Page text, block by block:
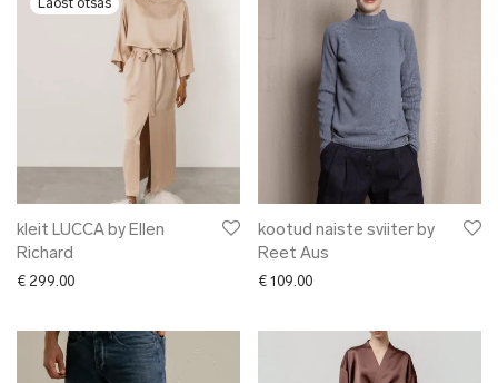
kleit LUCCA by Ellen
Richard
€ 299.00
kootud naiste sviiter by
Reet Aus
€ 109.00